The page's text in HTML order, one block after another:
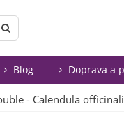
Blog Doprava a
- Calendula